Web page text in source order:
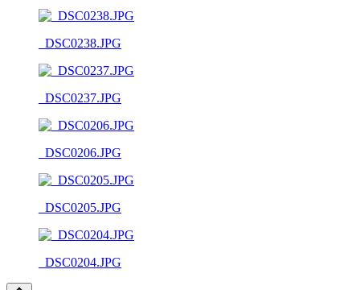
_DSC0238.JPG
_DSC0237.JPG
_DSC0206.JPG
_DSC0205.JPG
_DSC0204.JPG